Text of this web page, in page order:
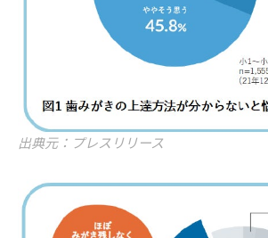
出典元：プレスリリース